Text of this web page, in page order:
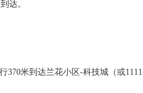
达。
370米到达兰花小区-科技城（或1111